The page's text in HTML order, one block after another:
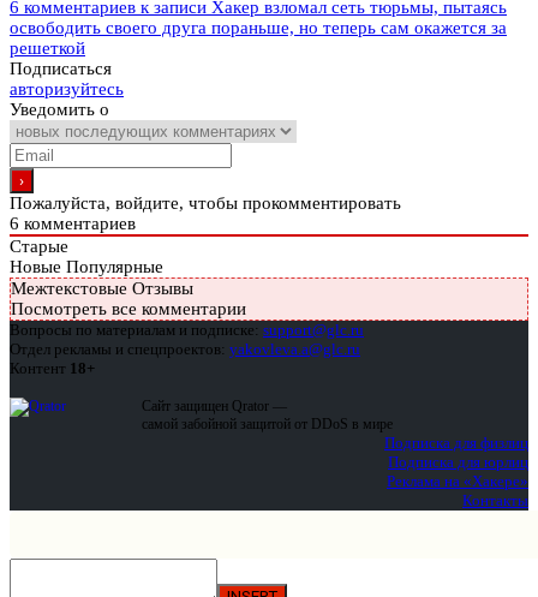
6 комментариев к записи Хакер взломал сеть тюрьмы, пытаясь
освободить своего друга пораньше, но теперь сам окажется за
решеткой
Подписаться
авторизуйтесь
Уведомить о
Пожалуйста, войдите, чтобы прокомментировать
6 комментариев
Старые
Новые Популярные
Межтекстовые Отзывы
Посмотреть все комментарии
Вопросы по материалам и подписке: support@glc.ru
Отдел рекламы и спецпроектов: yakovleva.a@glc.ru
Контент 18+
Сайт защищен Qrator —
самой забойной защитой от DDoS в мире
Подписка для физлиц
Подписка для юрлиц
Реклама на «Хакере»
Контакты